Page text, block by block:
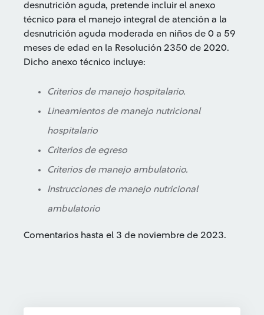
desnutrición aguda, pretende incluir el anexo
técnico para el manejo integral de atención a la
desnutrición aguda moderada en niños de 0 a 59
meses de edad en la Resolución 2350 de 2020.
Dicho anexo técnico incluye:
Criterios de manejo hospitalario.
Lineamientos de manejo nutricional
hospitalario
Criterios de egreso
Criterios de manejo ambulatorio.
Instrucciones de manejo nutricional
ambulatorio
Comentarios hasta el 3 de noviembre de 2023.